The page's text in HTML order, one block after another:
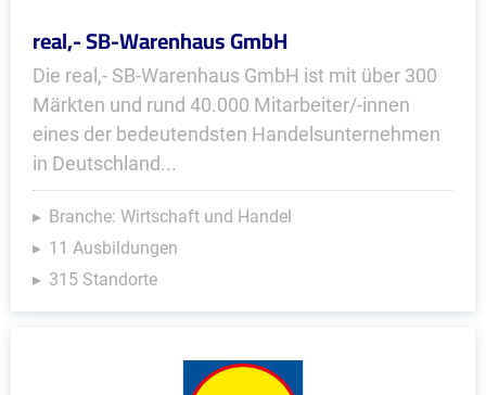
real,- SB-Warenhaus GmbH
Die real,- SB-Warenhaus GmbH ist mit über 300
Märkten und rund 40.000 Mitarbeiter/-innen
eines der bedeutendsten Handelsunternehmen
in Deutschland...
Branche: Wirtschaft und Handel
11 Ausbildungen
315 Standorte